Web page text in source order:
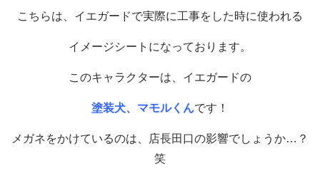
こちらは、イエガードで実際に工事をした時に使われる
イメージシートになっております。
このキャラクターは、イエガードの
塗装犬、マモルくんです！
メガネをかけているのは、店長田口の影響でしょうか…？
笑